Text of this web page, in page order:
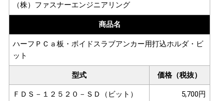
（株）ファスナーエンジニアリング
商品名
ハーフＰＣａ板・ボイドスラブアンカー用打込ホルダ・ビ
ット
型式 価格（税抜）
ＦＤＳ－１２５２０－ＳＤ（ビット） 5,700円